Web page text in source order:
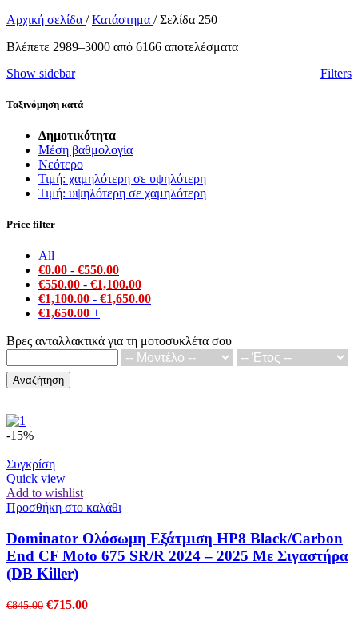
Αρχική σελίδα / Κατάστημα / Σελίδα 250
Βλέπετε 2989–3000 από 6166 αποτελέσματαSorted
Show sidebar Filters
Ταξινόμηση κατά
Δημοτικότητα
Μέση βαθμολογία
Νεότερο
Τιμή: χαμηλότερη σε υψηλότερη
Τιμή: υψηλότερη σε χαμηλότερη
Price filter
All
€0.00 - €550.00
€550.00 - €1,100.00
€1,100.00 - €1,650.00
€1,650.00 +
Βρες ανταλλακτικά για τη μοτοσυκλέτα σου
Αναζήτηση
-15%
Συγκρίση
Quick view
Add to wishlist
Προσθήκη στο καλάθι
Dominator Ολόσωμη Εξάτμιση HP8 Black/Carbon
End CF Moto 675 SR/R 2024 – 2025 Με Σιγαστήρα
(DB Killer)
€845.00 Original
€715.00Η